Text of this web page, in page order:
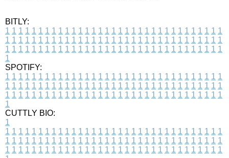
BITLY:
1 1 1 1 1 1 1 1 1 1 1 1 1 1 1 1 1 1 1 1 1 1 1 1 1 1 1 1 1 1 1 1 1
1 1 1 1 1 1 1 1 1 1 1 1 1 1 1 1 1 1 1 1 1 1 1 1 1 1 1 1 1 1 1 1 1
1 1 1 1 1 1 1 1 1 1 1 1 1 1 1 1 1 1 1 1 1 1 1 1 1 1 1 1 1 1 1 1 1
1
SPOTIFY:
1 1 1 1 1 1 1 1 1 1 1 1 1 1 1 1 1 1 1 1 1 1 1 1 1 1 1 1 1 1 1 1 1
1 1 1 1 1 1 1 1 1 1 1 1 1 1 1 1 1 1 1 1 1 1 1 1 1 1 1 1 1 1 1 1 1
1 1 1 1 1 1 1 1 1 1 1 1 1 1 1 1 1 1 1 1 1 1 1 1 1 1 1 1 1 1 1 1 1
1
CUTTLY BIO:
1
1 1 1 1 1 1 1 1 1 1 1 1 1 1 1 1 1 1 1 1 1 1 1 1 1 1 1 1 1 1 1 1 1
1 1 1 1 1 1 1 1 1 1 1 1 1 1 1 1 1 1 1 1 1 1 1 1 1 1 1 1 1 1 1 1 1
1 1 1 1 1 1 1 1 1 1 1 1 1 1 1 1 1 1 1 1 1 1 1 1 1 1 1 1 1 1 1 1 1